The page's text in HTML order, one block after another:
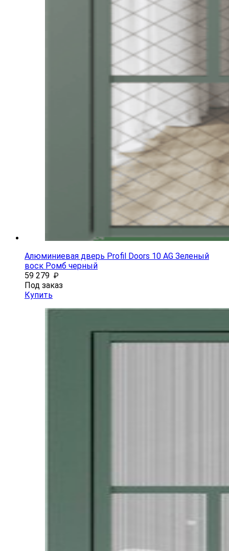
Алюминиевая дверь Profil Doors 10 AG Зеленый
воск Ромб черный
59 279 ₽
Под заказ
Купить